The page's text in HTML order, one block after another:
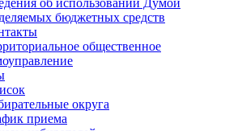
об использовании Думой
бюджетных средств
общественное
округа
приема